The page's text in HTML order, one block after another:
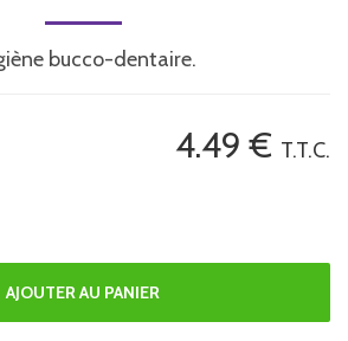
bucco-dentaire.
4.49 € T.T.C.